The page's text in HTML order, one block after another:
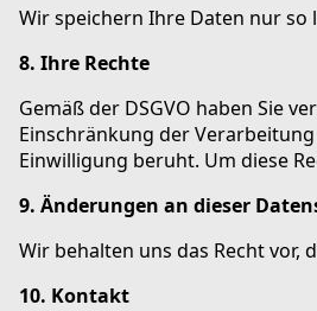
Wir speichern Ihre Daten nur
8. Ihre Rechte
Gemäß der DSGVO haben Sie
Einschränkung der
Einwilligung beruht. Um diese
9. Änderungen an dieser
Wir behalten uns das Recht
10. Kontakt